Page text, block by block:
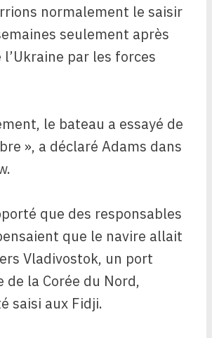
normalement le saisir
seulement après
l’Ukraine par les forces
le bateau a essayé de
», a déclaré Adams dans
que des responsables
que le navire allait
Vladivostok, un port
de la Corée du Nord,
saisi aux Fidji.